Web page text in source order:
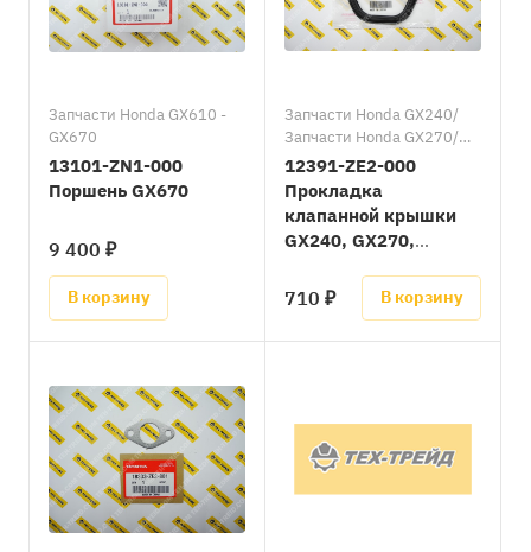
Запчасти Honda GX610 -
GX670
13101-ZN1-000
Поршень GX670
9 400 ₽
В корзину
Запчасти Honda GX240/
Запчасти Honda GX270/
Запчасти Honda GX340/
Запчасти Honda GX390/
Запчасти Honda GX610 -
GX670
12391-ZE2-000
Прокладка
клапанной крышки
GX240, GX270,
(=12391-ZE2-020)
710 ₽ В корзину